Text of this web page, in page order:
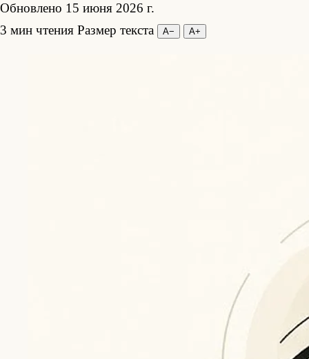
Обновлено 15 июня 2026 г.
3 мин чтения Размер текста А− А+